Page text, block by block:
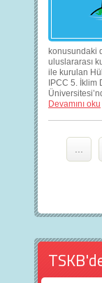
konusundaki
uluslararası
ile kurulan
IPCC 5.
Devamını oku